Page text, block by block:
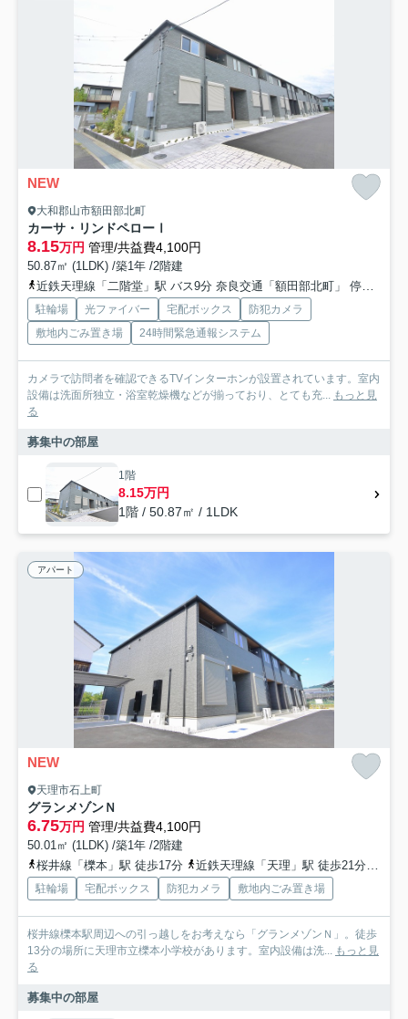
NEW
大和郡山市額田部北町
カーサ・リンドペローⅠ
8.15万円 管理/共益費4,100円
50.87㎡ (1LDK) /築1年 /2階建
近鉄天理線「二階堂」駅 バス9分 奈良交通「額田部北町」 停歩3分
駐輪場 光ファイバー 宅配ボックス
防犯カメラ
敷地内ごみ置き場
24時間緊急通報システム
カメラで訪問者を確認できるTVインターホンが設置されています。室内
設備は洗面所独立・浴室乾燥機などが揃っており、とても充... もっと見
る
募集中の部屋
1階
8.15万円
1階 / 50.87㎡ / 1LDK
アパート
NEW
天理市石上町
グランメゾンＮ
6.75万円 管理/共益費4,100円
50.01㎡ (1LDK) /築1年 /2階建
桜井線「櫟本」駅 徒歩17分
近鉄天理線「天理」駅 徒歩21分
駐輪場 宅配ボックス 防犯カメラ 敷地内ごみ置き場
桜井線櫟本駅周辺への引っ越しをお考えなら「グランメゾンＮ」。徒歩
13分の場所に天理市立櫟本小学校があります。室内設備は洗... もっと見
る
募集中の部屋